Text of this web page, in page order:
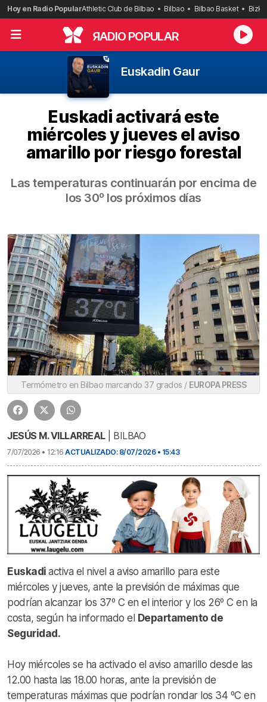
Saltar
al
contenido
Hoy en Radio PopularAthletic Club de Bilbao Bilbao Bilbao Basket
RADIO POPULAR
Euskadin Gaur
Euskadi activará este
miércoles y jueves el aviso
amarillo por riesgo forestal
Las temperaturas continuarán por encima de
los 30º los próximos días
Termómetro en Bilbao marcando 37 grados / EUROPA PRESS
JESÚS M. VILLARREAL| BILBAO
7/07/2026 • 12:16 ACTUALIZADO: 8/07/2026 • 15:43
Euskadi activa el nivel a aviso amarillo para este
miércoles y jueves, ante la previsión de máximas que
podrían alcanzar los 37º C en el interior y los 26º C en la
costa, según ha informado el Departamento de
Seguridad.
Hoy miércoles se ha activado el aviso amarillo desde las
12.00 hasta las 18.00 horas, ante la previsión de
temperaturas máximas que podrían rondar los 34 ºC en